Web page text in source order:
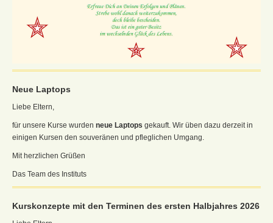
Neue Laptops
Liebe Eltern,
für unsere Kurse wurden neue Laptops gekauft. Wir üben dazu derzeit in
einigen Kursen den souveränen und pfleglichen Umgang.
Mit herzlichen Grüßen
Das Team des Instituts
Kurskonzepte mit den Terminen des ersten Halbjahres 2026